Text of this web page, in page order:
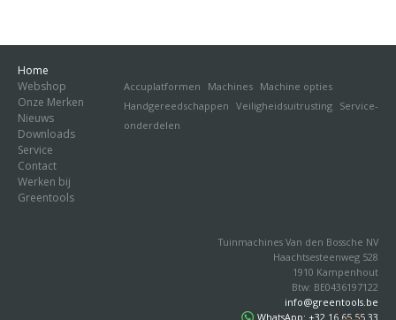
Home
Webshop
Accuplatformen Machines Machine opties
Handgereedschappen Veiligheidsuitrusting Service-
onderdelen
Onze Merken
Nieuws
Downloads
Service
Contact
Werken bij
Greentools
Tuinmachines Van den Bossche NV
Haachtsesteenweg 528
1910 Kampenhout
Btw: BE0436197122
info@greentools.be
WhatsApp: +32 16 65 55 33